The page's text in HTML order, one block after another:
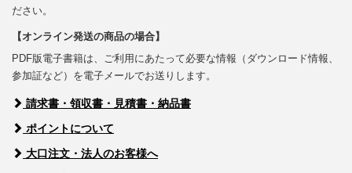
ださい。
【オンライン発送の商品の場合】
PDF版電子書籍は、ご利用にあたって必要な情報（ダウンロード情報、
参加証など）を電子メールでお送りします。
請求書・領収書・見積書・納品書
ポイントについて
大口注文・法人のお客様へ